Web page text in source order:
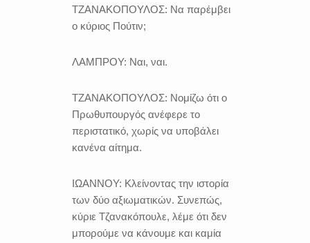
ΤΖΑΝΑΚΟΠΟΥΛΟΣ: Να παρέμβει
ο κύριος Πούτιν;
ΛΑΜΠΡΟΥ: Ναι, ναι.
ΤΖΑΝΑΚΟΠΟΥΛΟΣ: Νομίζω ότι ο
Πρωθυπουργός ανέφερε το
περιστατικό, χωρίς να υποβάλει
κανένα αίτημα.
ΙΩΑΝΝΟΥ: Κλείνοντας την ιστορία
των δύο αξιωματικών. Συνεπώς,
κύριε Τζανακόπουλε, λέμε ότι δεν
μπορούμε να κάνουμε και καμία